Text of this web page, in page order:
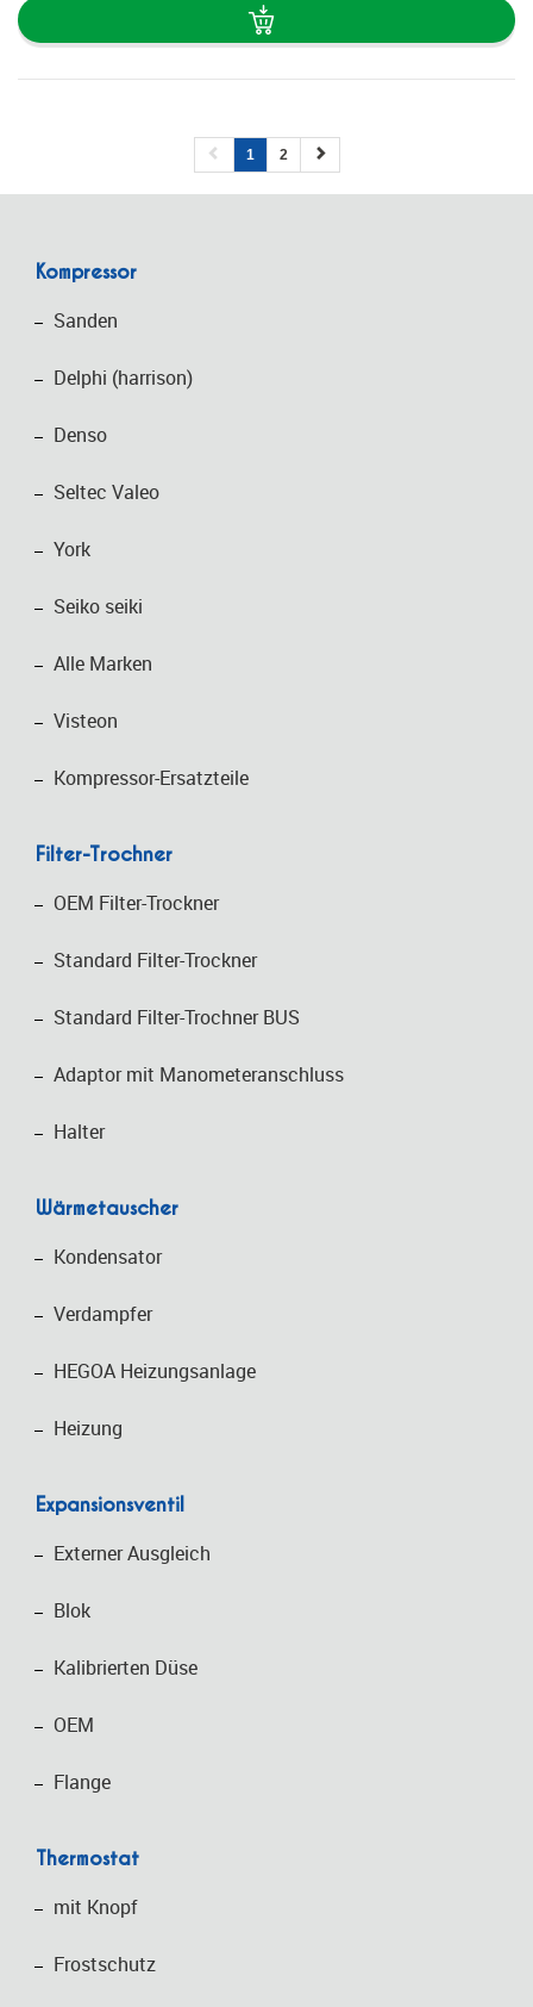
1 2
Kompressor
Sanden
Delphi (harrison)
Denso
Seltec Valeo
York
Seiko seiki
Alle Marken
Visteon
Kompressor-Ersatzteile
Filter-Trochner
OEM Filter-Trockner
Standard Filter-Trockner
Standard Filter-Trochner BUS
Adaptor mit Manometeranschluss
Halter
Wärmetauscher
Kondensator
Verdampfer
HEGOA Heizungsanlage
Heizung
Expansionsventil
Externer Ausgleich
Blok
Kalibrierten Düse
OEM
Flange
Thermostat
mit Knopf
Frostschutz